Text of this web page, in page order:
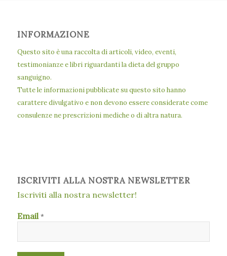
INFORMAZIONE
Questo sito è una raccolta di articoli, video, eventi,
testimonianze e libri riguardanti la dieta del gruppo
sanguigno.
Tutte le informazioni pubblicate su questo sito hanno
carattere divulgativo e non devono essere considerate come
consulenze ne prescrizioni mediche o di altra natura.
ISCRIVITI ALLA NOSTRA NEWSLETTER
Iscriviti alla nostra newsletter!
Email *